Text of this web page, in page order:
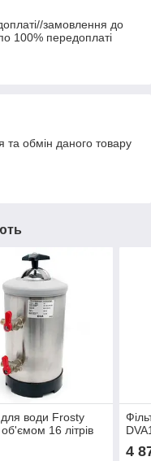
замовлення до
100% передоплаті
обмін даного товару
для води Frosty
16 літрів
4